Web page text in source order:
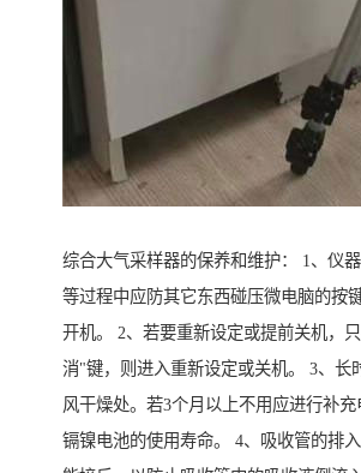
综合大气采样器的保养和维护： 1、仪
等过程中应防其它东西碰压微电脑的按
开机。 2、若要重新设定或提前关机，
消"键，则进入重新设定或关机。 3、长
风干燥处。若3个月以上不用应进行补
镉镍电池的使用寿命。 4、吸收管的排